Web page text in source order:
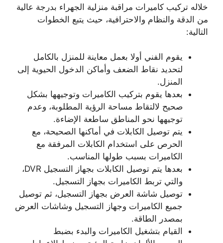
خلاله تركيب كاميرات مراقبة منزلية الجهراء بدرجة عالية
من الدقة والنظام والاحترافية، حيث يتبع الخطوات
التالية:
يقوم الفني أولا بعمل معاينة للمنزل بالكامل
لتحديد نقاط الضعف وأماكن الدخول الحيوية إلى
المنزل.
بعدها يقوم بتركيب الكاميرات وتوجيهها بشكل
صحيح لالتقاط مساحة الرؤية المطلوبة، وعدم
توجيهها نحو المناطق ساطعة الإضاءة.
يتم توصيل الكابلات في أماكنها الصحيحة، مع
الحرص على استخدام الكابلات المرفقة مع
الكاميرات بسبب طولها المناسب.
بعدها يتم توصيل الكابلات بجهاز التسجيل DVR،
والتي تربط الكاميرات بجهاز التسجيل.
توصيل شاشة العرض بجهاز التسجيل، ثم توصيل
جميع الكاميرات وجهاز التسجيل وشاشات العرض
بمصدر الطاقة.
القيام بتشغيل الكاميرات والبدء بضبط